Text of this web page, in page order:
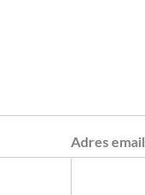
Adres email